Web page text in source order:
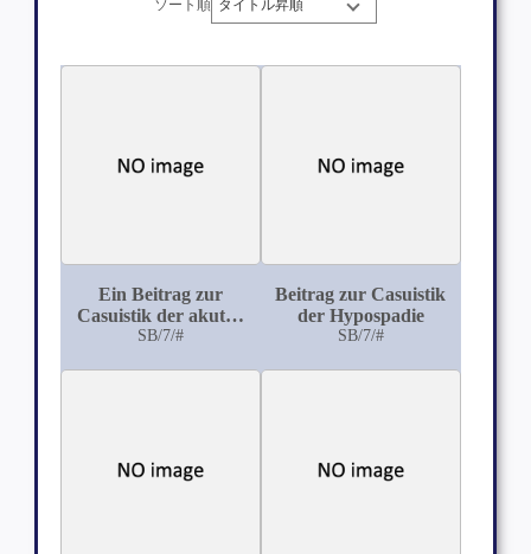
ソート順
Ein Beitrag zur
Casuistik der akuten
infectiösen
SB/7/#
Beitrag zur Casuistik
der Hypospadie
SB/7/#